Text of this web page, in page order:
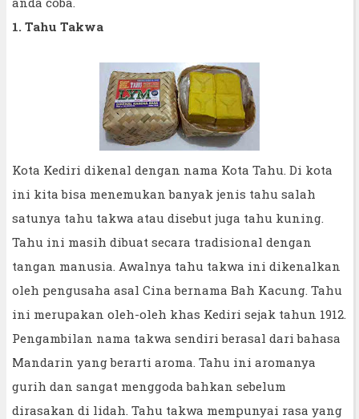
1. Tahu Takwa
Kota Kediri dikenal dengan nama Kota Tahu. Di kota
ini kita bisa menemukan banyak jenis tahu salah
satunya tahu takwa atau disebut juga tahu kuning.
Tahu ini masih dibuat secara tradisional dengan
tangan manusia. Awalnya tahu takwa ini dikenalkan
oleh pengusaha asal Cina bernama Bah Kacung. Tahu
ini merupakan oleh-oleh khas Kediri sejak tahun 1912.
Pengambilan nama takwa sendiri berasal dari bahasa
Mandarin yang berarti aroma. Tahu ini aromanya
gurih dan sangat menggoda bahkan sebelum
dirasakan di lidah. Tahu takwa mempunyai rasa yang